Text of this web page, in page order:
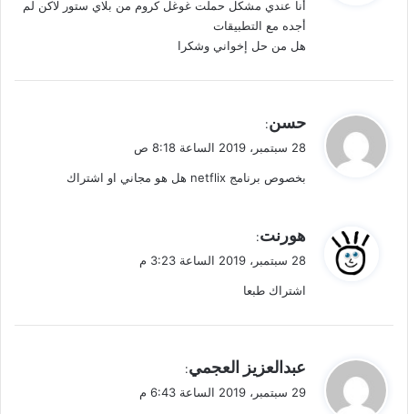
ل
أنا عندي مشكل حملت غوغل كروم من بلاي ستور لاكن لم
أجده مع التطبيقات
هل من حل إخواني وشكرا
ي
ق
ل
حسن:
28 سبتمبر، 2019 الساعة 8:18 ص
بخصوص برنامج netflix هل هو مجاني او اشتراك
ي
ق
ل
هورنت:
28 سبتمبر، 2019 الساعة 3:23 م
اشتراك طبعا
ي
ق
عبدالعزيز العجمي:
29 سبتمبر، 2019 الساعة 6:43 م